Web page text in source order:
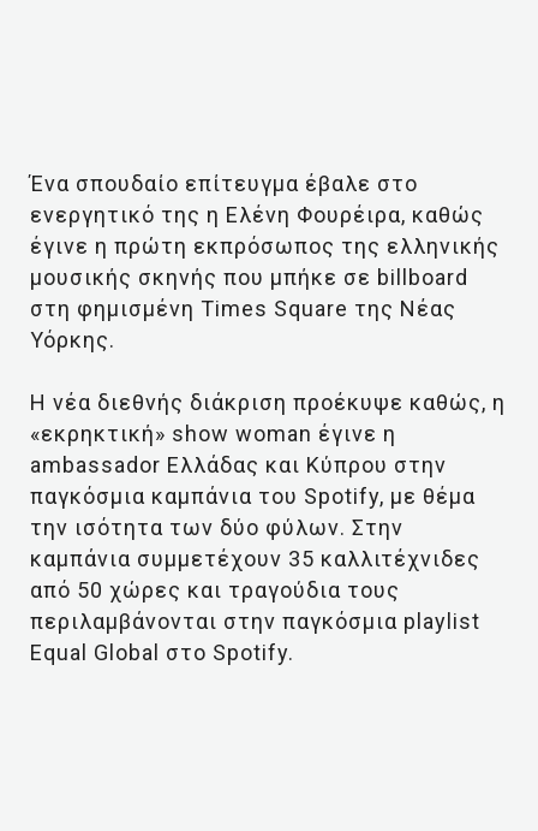
Ένα σπουδαίο επίτευγμα έβαλε στο
ενεργητικό της η Ελένη Φουρέιρα, καθώς
έγινε η πρώτη εκπρόσωπος της ελληνικής
μουσικής σκηνής που μπήκε σε billboard
στη φημισμένη Times Square της Νέας
Υόρκης.
Η νέα διεθνής διάκριση προέκυψε καθώς, η
«εκρηκτική» show woman έγινε η
ambassador Ελλάδας και Κύπρου στην
παγκόσμια καμπάνια του Spotify, με θέμα
την ισότητα των δύο φύλων. Στην
καμπάνια συμμετέχουν 35 καλλιτέχνιδες
από 50 χώρες και τραγούδια τους
περιλαμβάνονται στην παγκόσμια playlist
Equal Global στο Spotify.